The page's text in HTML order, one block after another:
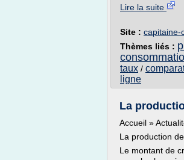
Lire la suite
Site : capitaine-
Thèmes liés :
taux /
ligne
La
Accueil »
La production
Le montant de